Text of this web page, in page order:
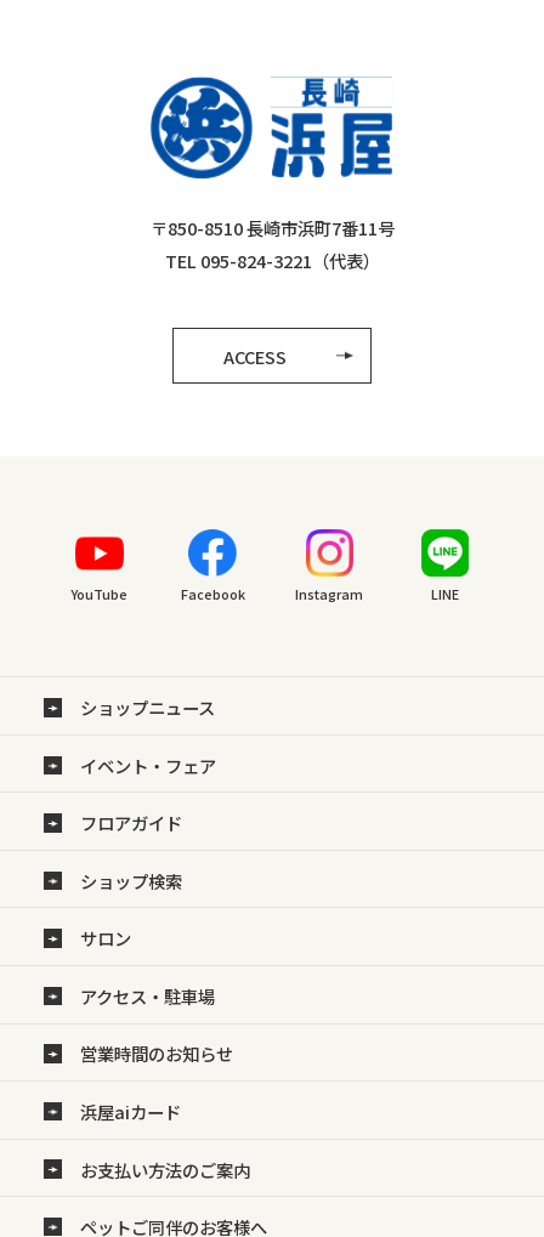
〒850-8510 長崎市浜町7番11号
TEL 095-824-3221（代表）
ACCESS
YouTube Facebook Instagram LINE
ショップニュース
イベント・フェア
フロアガイド
ショップ検索
サロン
アクセス・駐車場
営業時間のお知らせ
浜屋aiカード
お支払い方法のご案内
ペットご同伴のお客様へ